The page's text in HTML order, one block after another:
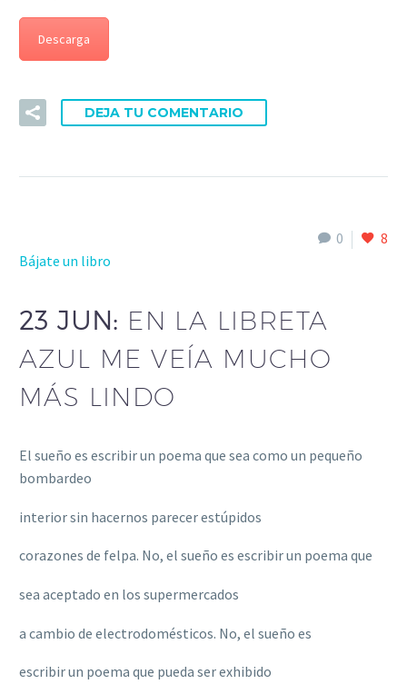
Descarga
DEJA TU COMENTARIO
0
8
Bájate un libro
23 JUN: EN LA LIBRETA
AZUL ME VEÍA MUCHO
MÁS LINDO
El sueño es escribir un poema que sea como un pequeño
bombardeo
interior sin hacernos parecer estúpidos
corazones de felpa. No, el sueño es escribir un poema que
sea aceptado en los supermercados
a cambio de electrodomésticos. No, el sueño es
escribir un poema que pueda ser exhibido